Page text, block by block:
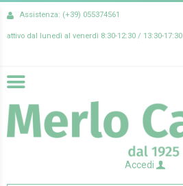
Assistenza: (+39) 055374561
attivo dal lunedì al venerdì 8:30-12:30 / 13:30-17:30
Accedi